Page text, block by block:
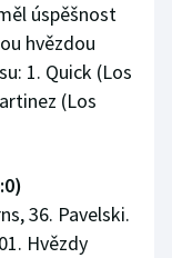
úspěšnost
hvězdou
1. Quick (Los
(Los
36. Pavelski.
Hvězdy